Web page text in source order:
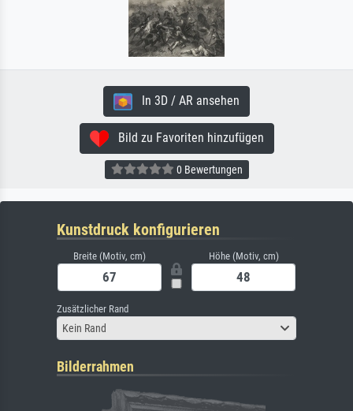
In 3D / AR ansehen
Bild zu Favoriten hinzufügen
0 Bewertungen
Kunstdruck konfigurieren
Breite (Motiv, cm) Höhe (Motiv, cm)
Zusätzlicher Rand
Kein Rand
Bilderrahmen